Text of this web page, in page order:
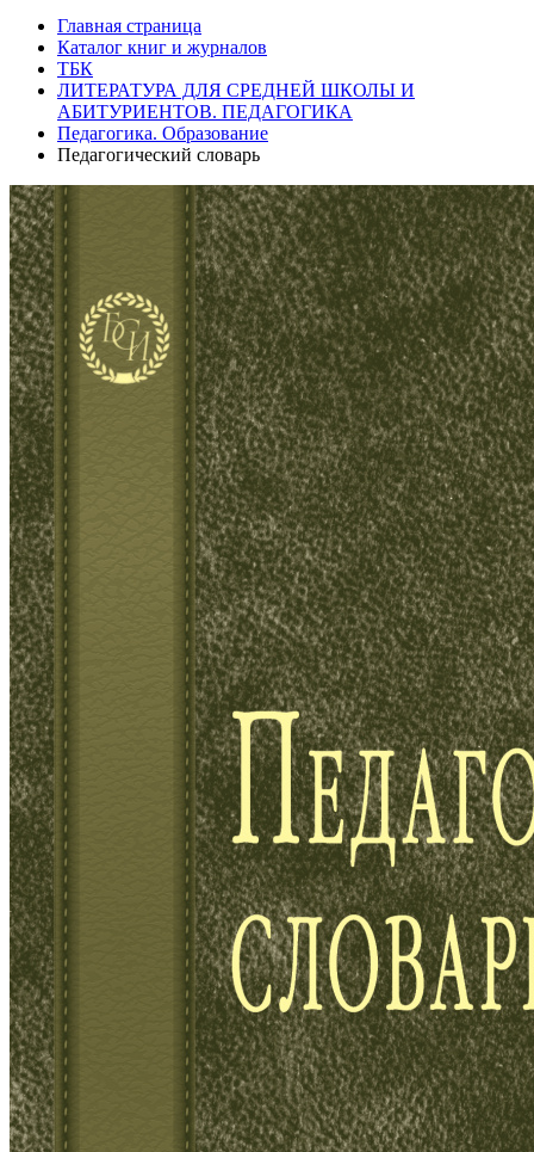
Главная страница
Каталог книг и журналов
ТБК
ЛИТЕРАТУРА ДЛЯ СРЕДНЕЙ ШКОЛЫ И
АБИТУРИЕНТОВ. ПЕДАГОГИКА
Педагогика. Образование
Педагогический словарь